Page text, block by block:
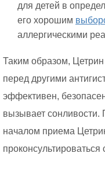
для детей в
его хорошим
аллергическими
Таким образом,
перед другими
эффективен,
вызывает сонливости.
началом приема
проконсультироваться